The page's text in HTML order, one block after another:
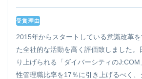
受賞理由
2015年からスタートしている意識改革
た全社的な活動を高く評価致しました。
り上げられる「ダイバーシティの
性管理職比率を17％に引き上げるべく